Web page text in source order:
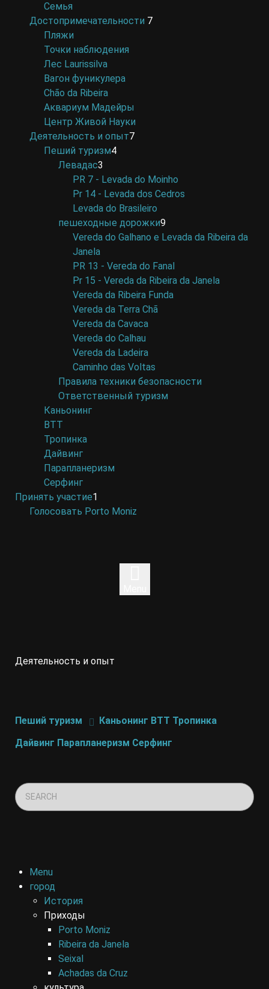
Семья
Достопримечательности 7
Пляжи
Точки наблюдения
Лес Laurissilva
Вагон фуникулера
Chão da Ribeira
Аквариум Мадейры
Центр Живой Науки
Деятельность и опыт7
Пеший туризм4
Левадас3
PR 7 - Levada do Moinho
Pr 14 - Levada dos Cedros
Levada do Brasileiro
пешеходные дорожки9
Vereda do Galhano e Levada da Ribeira da
Janela
PR 13 - Vereda do Fanal
Pr 15 - Vereda da Ribeira da Janela
Vereda da Ribeira Funda
Vereda da Terra Chã
Vereda da Cavaca
Vereda do Calhau
Vereda da Ladeira
Caminho das Voltas
Правила техники безопасности
Ответственный туризм
Каньонинг
BTT
Тропинка
Дайвинг
Парапланеризм
Серфинг
Принять участие1
Голосовать Porto Moniz
Деятельность и опыт
Пеший туризм Каньонинг BTT Тропинка
Дайвинг Парапланеризм Серфинг
Menu
город
История
Приходы
Porto Moniz
Ribeira da Janela
Seixal
Achadas da Cruz